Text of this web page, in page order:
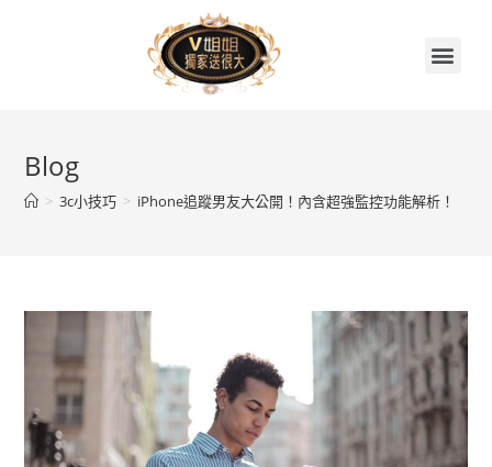
Blog
> 3c小技巧 > iPhone追蹤男友大公開！內含超強監控功能解析！